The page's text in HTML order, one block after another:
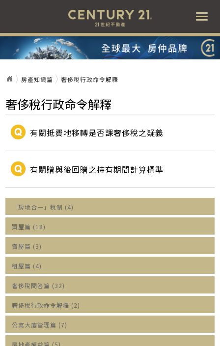
房產知識篇 奢侈稅行政命令解釋
奢侈稅行政命令解釋
有關抵費地移轉是否課奢侈稅之疑義
有關贈與後回贈之持有期間計算標準
「房地合一」稅制 (4)
買屋篇 (18)
賣屋篇 (3)
租屋篇 (4)
奢侈稅問答篇 (32)
奢侈稅行政命令解釋 (2)
公寓大廈管理篇 (7)
房地產權益篇 (5)